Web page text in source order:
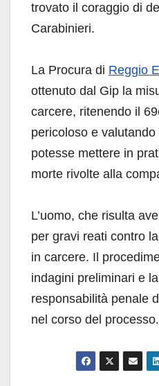
trovato il coraggio di
Carabinieri.
La Procura di Reggio
ottenuto dal Gip la
carcere, ritenendo il
pericoloso e
potesse mettere in
morte rivolte alla
L’uomo, che risulta
per gravi reati contro
in carcere. Il
indagini preliminari e
responsabilità penale
nel corso del processo.